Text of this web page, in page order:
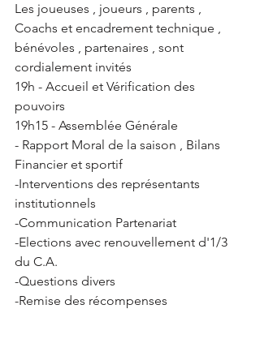
Les joueuses , joueurs , parents ,
Coachs et encadrement technique ,
bénévoles , partenaires , sont
cordialement invités
19h - Accueil et Vérification des
pouvoirs
19h15 - Assemblée Générale
- Rapport Moral de la saison , Bilans
Financier et sportif
-Interventions des représentants
institutionnels
-Communication Partenariat
-Elections avec renouvellement d'1/3
du C.A.
-Questions divers
-Remise des récompenses